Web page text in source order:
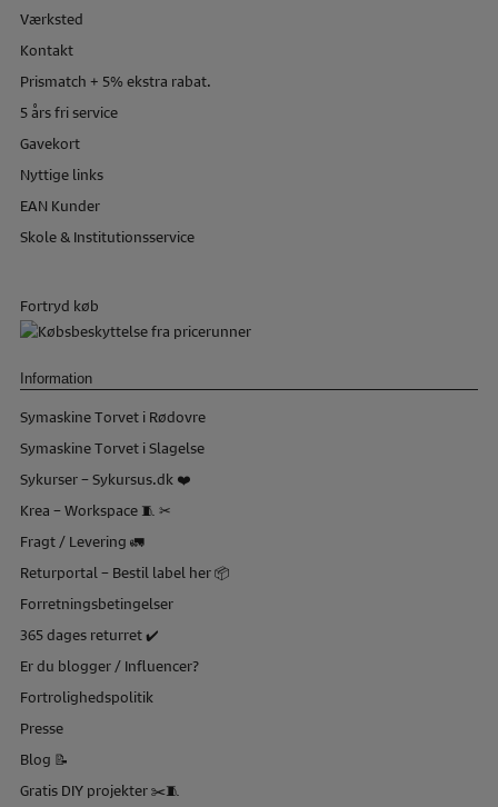
Værksted
Kontakt
Prismatch + 5% ekstra rabat.
5 års fri service
Gavekort
Nyttige links
EAN Kunder
Skole & Institutionsservice
Fortryd køb
Information
Symaskine Torvet i Rødovre
Symaskine Torvet i Slagelse
Sykurser – Sykursus.dk ❤️
Krea – Workspace 🧵 ✂
Fragt / Levering 🚛
Returportal – Bestil label her 📦
Forretningsbetingelser
365 dages returret ✔️
Er du blogger / Influencer?
Fortrolighedspolitik
Presse
Blog 📝
Gratis DIY projekter ✂️🧵